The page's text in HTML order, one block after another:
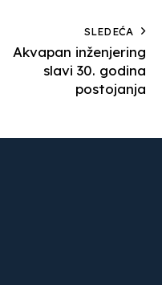
SLEDEĆA
Akvapan inženjering
slavi 30. godina
postojanja